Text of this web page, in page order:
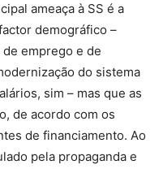
ameaça à SS é a
demográfico –
emprego e de
do sistema
sim – mas que as
de acordo com os
de financiamento. Ao
pela propaganda e